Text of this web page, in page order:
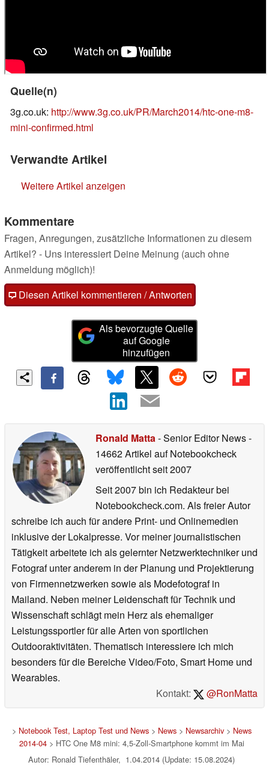
Quelle(n)
3g.co.uk: http://www.3g.co.uk/PR/March2014/htc-one-m8-
mini-confirmed.html
Verwandte Artikel
Weitere Artikel anzeigen
Kommentare
Fragen, Anregungen, zusätzliche Informationen zu diesem
Artikel? - Uns interessiert Deine Meinung (auch ohne
Anmeldung möglich)!
Diesen Artikel kommentieren / Antworten
Als bevorzugte Quelle
auf Google
hinzufügen
Ronald Matta- Senior Editor News-
14662 Artikel auf Notebookcheck
veröffentlichtseit 2007
Seit 2007 bin ich Redakteur bei
Notebookcheck.com. Als freier Autor
schreibe ich auch für andere Print- und Onlinemedien
inklusive der Lokalpresse. Vor meiner journalistischen
Tätigkeit arbeitete ich als gelernter Netzwerktechniker und
Fotograf unter anderem in der Planung und Projektierung
von Firmennetzwerken sowie als Modefotograf in
Mailand. Neben meiner Leidenschaft für Technik und
Wissenschaft schlägt mein Herz als ehemaliger
Leistungssportler für alle Arten von sportlichen
Outdooraktivitäten. Thematisch interessiere ich mich
besonders für die Bereiche Video/Foto, Smart Home und
Wearables.
Kontakt:
@RonMatta
> Notebook Test, Laptop Test und News> News> Newsarchiv> News
2014-04> HTC One M8 mini: 4,5-Zoll-Smartphone kommt im Mai
Autor: Ronald Tiefenthäler, 1.04.2014 (Update: 15.08.2024)